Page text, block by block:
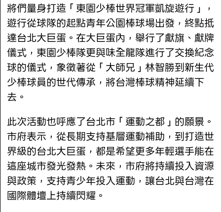
將們量身打造「東園少棒世界冠軍凱旋遊行」，
遊行從球隊的起點青年公園棒球場出發，終點抵
達台北大巨蛋。在大巨蛋內，舉行了獻旗、獻牌
儀式，東園少棒隊更與味全龍隊進行了交換紀念
球的儀式，象徵著從「大師兄」林智勝到新生代
少棒球員的世代傳承，將台灣棒球精神延續下
去。
此次活動也呼應了台北市「運動之都」的願景。
市府表示，從長期支持基層運動補助，到打造世
界級的台北大巨蛋，都是希望更多年輕選手能在
這座城市發光發熱。未來，市府將持續投入資源
與政策，支持青少年投入運動，讓台北與台灣在
國際體壇上持續閃耀。